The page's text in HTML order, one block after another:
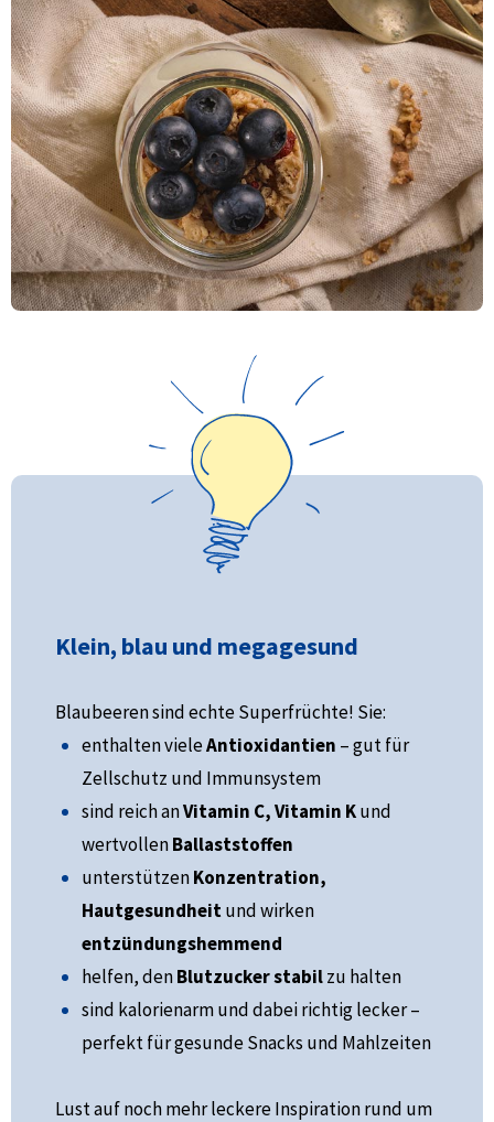
Klein, blau und megagesund
Blaubeeren sind echte Superfrüchte! Sie:
enthalten vieleAntioxidantien – gut für
Zellschutz und Immunsystem
sind reich anVitamin C, Vitamin Kund
wertvollenBallaststoffen
unterstützenKonzentration,
Hautgesundheitund wirken
entzündungshemmend
helfen, denBlutzucker stabilzu halten
sind kalorienarm und dabei richtig lecker –
perfekt für gesunde Snacks und Mahlzeiten
Lust auf noch mehr leckere Inspiration rund um